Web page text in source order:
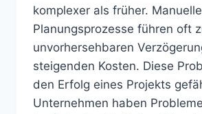
komplexer als früher. Manuelle
Planungsprozesse führen oft
unvorhersehbaren
steigenden Kosten. Diese
den Erfolg eines Projekts
Unternehmen haben